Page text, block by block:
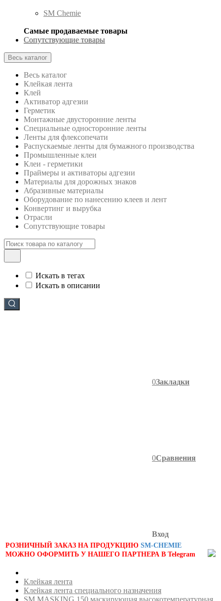
SM Chemie
Самые продаваемые товары
Сопутствующие товары
Весь каталог
Весь каталог
Клейкая лента
Клей
Активатор адгезии
Герметик
Монтажные двусторонние ленты
Специальные односторонние ленты
Ленты для флексопечати
Распускаемые ленты для бумажного производства
Промышленные клеи
Клеи - герметики
Праймеры и активаторы адгезии
Материалы для дорожных знаков
Абразивные материалы
Оборудование по нанесению клеев и лент
Конвертинг и вырубка
Отрасли
Сопутствующие товары
Искать в тегах
Искать в описании
0Закладки
0Сравнения
Вход
РОЗНИЧНЫЙ ЗАКАЗ НА ПРОДУКЦИЮ SM-CHEMIE
МОЖНО ОФОРМИТЬ У НАШЕГО ПАРТНЕРА В Telegram
Клейкая лента
Клейкая лента специального назначения
SM MASKING 150 маскирующая высокотемпературная